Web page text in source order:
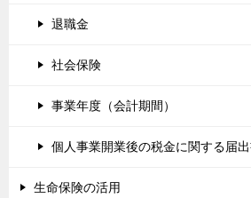
退職金
社会保険
事業年度（会計期間）
個人事業開業後の税金に関する届
生命保険の活用